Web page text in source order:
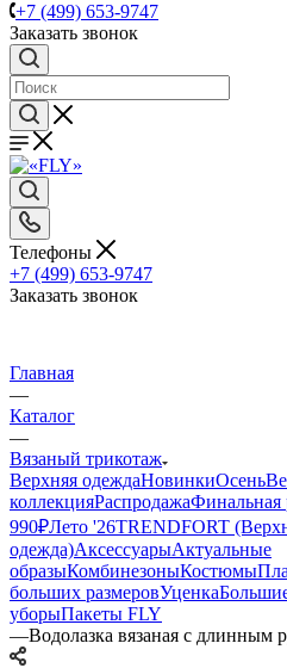
+7 (499) 653-9747
Заказать звонок
Телефоны
+7 (499) 653-9747
Заказать звонок
Главная
—
Каталог
—
Вязаный трикотаж
Верхняя одеждаНовинкиОсень
коллекцияРаспродажаФинальная
990₽Лето '26TRENDFORT
одежда)АксессуарыАктуальные
образыКомбинезоныКостюмы
больших размеровУценка
уборыПакеты FLY
—Водолазка вязаная с длинным